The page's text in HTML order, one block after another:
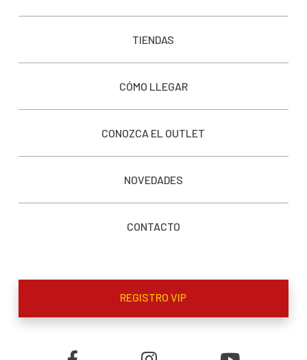
TIENDAS
CÓMO LLEGAR
CONOZCA EL OUTLET
NOVEDADES
CONTACTO
REGISTRO VIP